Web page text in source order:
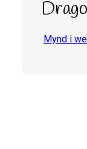
Mynd i